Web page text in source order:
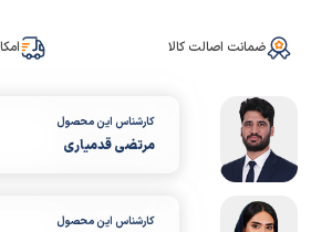
ضمانت اصالت کالا
کارشناس این محصول
مرتضی قدمیاری
کارشناس این محصول